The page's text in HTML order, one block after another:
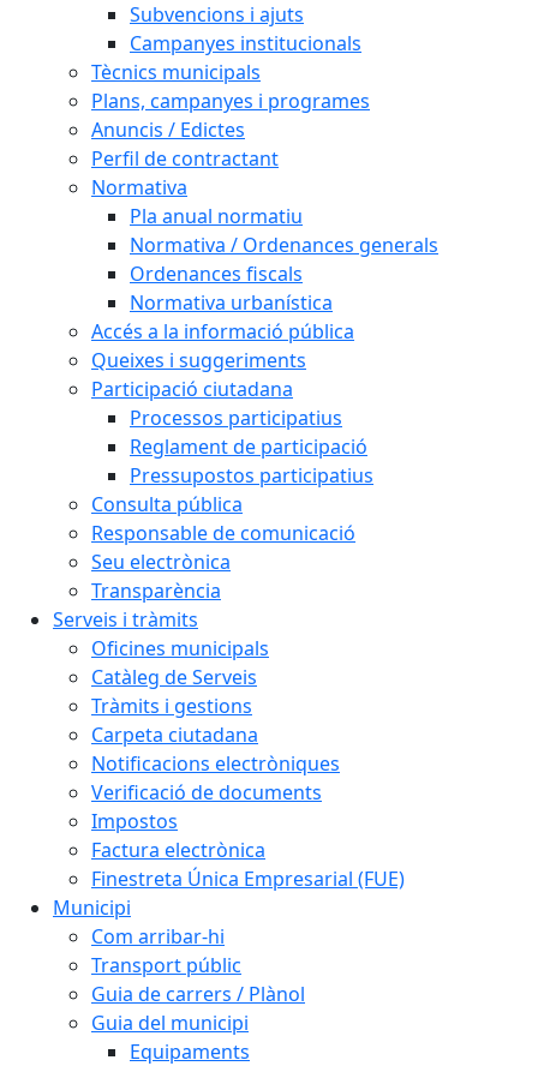
Subvencions i ajuts
Campanyes institucionals
Tècnics municipals
Plans, campanyes i programes
Anuncis / Edictes
Perfil de contractant
Normativa
Pla anual normatiu
Normativa / Ordenances generals
Ordenances fiscals
Normativa urbanística
Accés a la informació pública
Queixes i suggeriments
Participació ciutadana
Processos participatius
Reglament de participació
Pressupostos participatius
Consulta pública
Responsable de comunicació
Seu electrònica
Transparència
Serveis i tràmits
Oficines municipals
Catàleg de Serveis
Tràmits i gestions
Carpeta ciutadana
Notificacions electròniques
Verificació de documents
Impostos
Factura electrònica
Finestreta Única Empresarial (FUE)
Municipi
Com arribar-hi
Transport públic
Guia de carrers / Plànol
Guia del municipi
Equipaments